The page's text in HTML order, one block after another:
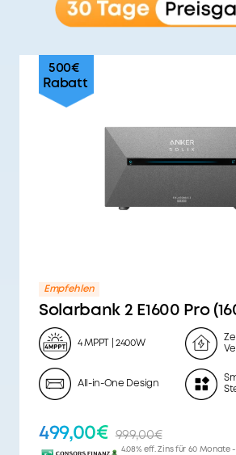
Empfehlen
Solarbank 2 E1600 Pro
4 MPPT | 2400W
All-in-One Design
499,00€ 999,00€
4.08% eff. Zins für 60 Monate
500€
Rabatt